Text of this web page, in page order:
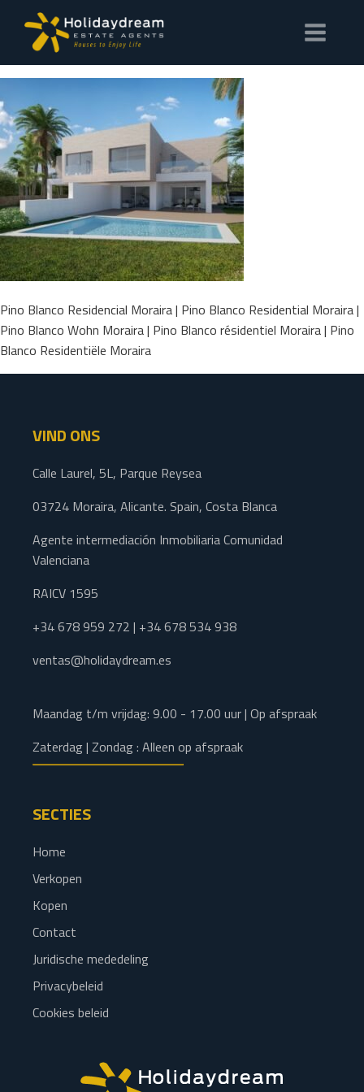
Pino Blanco Residencial Moraira | Pino Blanco Residential Moraira |
Pino Blanco Wohn Moraira | Pino Blanco résidentiel Moraira | Pino
Blanco Residentiële Moraira
VIND ONS
Calle Laurel, 5L, Parque Reysea
03724 Moraira, Alicante. Spain, Costa Blanca
Agente intermediación Inmobiliaria Comunidad
Valenciana
RAICV 1595
+34 678 959 272 | +34 678 534 938
ventas@holidaydream.es
Maandag t/m vrijdag: 9.00 - 17.00 uur | Op afspraak
Zaterdag | Zondag : Alleen op afspraak
SECTIES
Home
Verkopen
Kopen
Contact
Juridische mededeling
Privacybeleid
Cookies beleid